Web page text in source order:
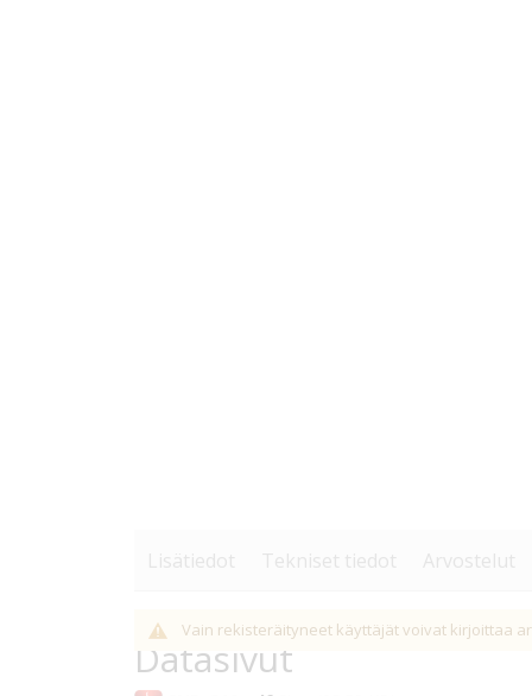
SNP-G12-sarja on edullinen avomallinen 120
kokonsa ansiosta se soveltuu nykyvaatimusten
erityisesti korkeaan hyötysuhteeseen sekä pieneen
Tekniset
tiedot
Nimike
SNP-G128
Antoteho
Vain rekisteräityneet käyttäjät voivat kirjoittaa
Datasivut